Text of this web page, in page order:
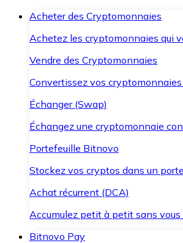
Acheter des Cryptomonnaies
Achetez les cryptomonnaies qui
Vendre des Cryptomonnaies
Convertissez vos
Échanger (Swap)
Échangez une cryptomonnaie
Portefeuille Bitnovo
Stockez vos cryptos dans un
Achat récurrent (DCA)
Accumulez petit à petit sans
Bitnovo Pay